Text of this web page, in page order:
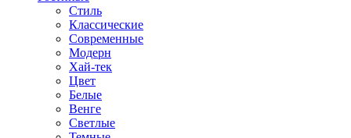
Стиль
Классические
Современные
Модерн
Хай-тек
Цвет
Белые
Венге
Светлые